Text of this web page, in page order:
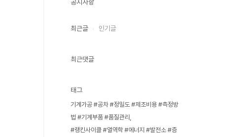
공지사항
최근글 인기글
최근댓글
태그
기계가공 #공차 #정밀도 #제조비용 #측정방
법 #기계부품 #품질관리
#랭킨사이클 #열역학 #에너지 #발전소 #증